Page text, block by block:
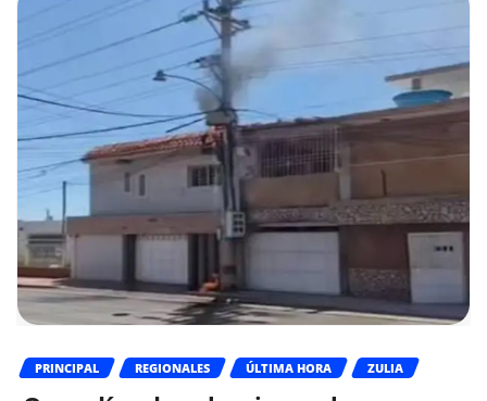
PRINCIPAL REGIONALES ÚLTIMA HORA ZULIA